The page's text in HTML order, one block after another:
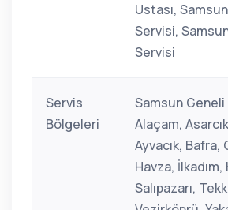
Ustası,
Servisi,
Servisi
Servis
Bölgeleri
Samsun Geneli
Alaçam,
Ayvacık, Bafra,
Havza, İlkadım,
Salıpazarı,